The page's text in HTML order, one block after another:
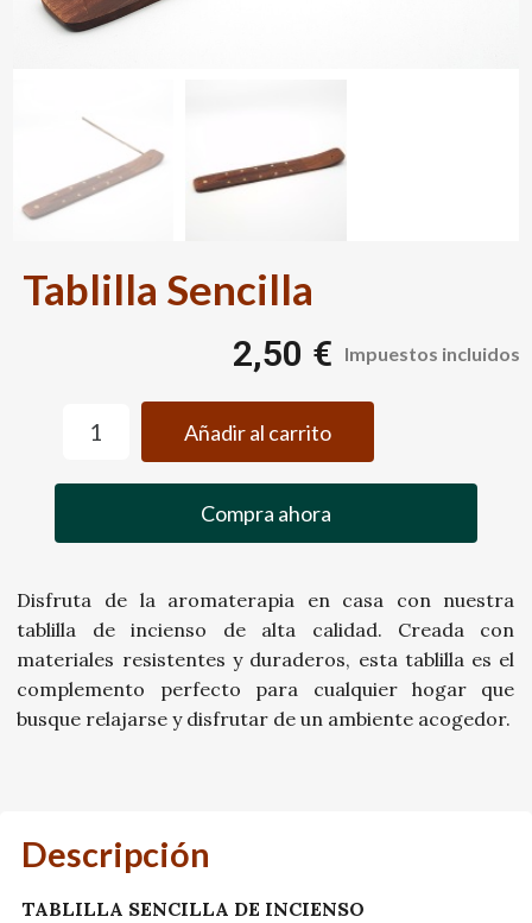
Tablilla Sencilla
2,50 € Impuestos incluidos
Añadir al carrito
Compra ahora
Disfruta de la aromaterapia en casa con nuestra
tablilla de incienso de alta calidad. Creada con
materiales resistentes y duraderos, esta tablilla es el
complemento perfecto para cualquier hogar que
busque relajarse y disfrutar de un ambiente acogedor.
Descripción
TABLILLA SENCILLA DE INCIENSO